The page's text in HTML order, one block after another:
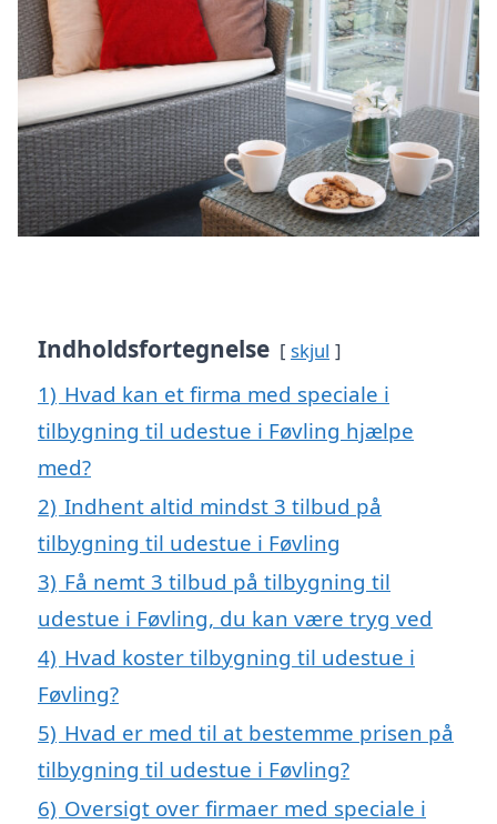
Indholdsfortegnelse skjul
1) Hvad kan et firma med speciale i
tilbygning til udestue i Føvling hjælpe
med?
2) Indhent altid mindst 3 tilbud på
tilbygning til udestue i Føvling
3) Få nemt 3 tilbud på tilbygning til
udestue i Føvling, du kan være tryg ved
4) Hvad koster tilbygning til udestue i
Føvling?
5) Hvad er med til at bestemme prisen på
tilbygning til udestue i Føvling?
6) Oversigt over firmaer med speciale i